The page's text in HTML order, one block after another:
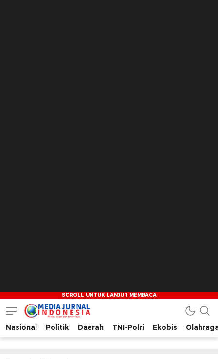
Media Jurnal Indonesia
Bersama Membangun Indonesia
Nasional Politik Daerah TNI-Polri Ekobis